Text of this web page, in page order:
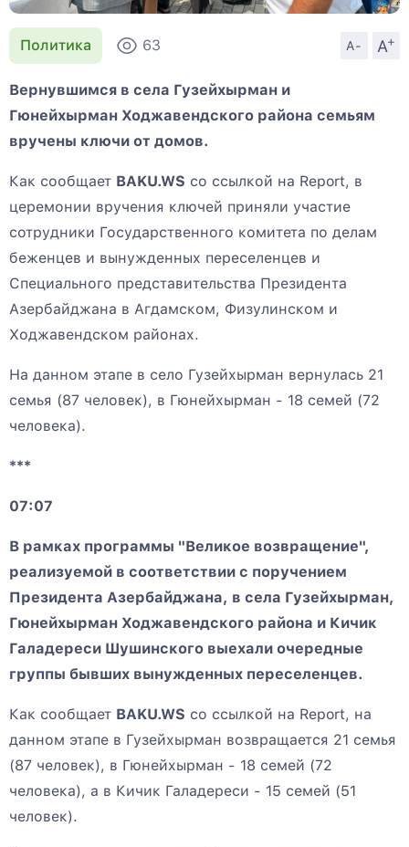
Политика 63 A- A
+
Вернувшимся в села Гузейхырман и
Гюнейхырман Ходжавендского района семьям
вручены ключи от домов.
Как сообщает BAKU.WS со ссылкой на Report, в
церемонии вручения ключей приняли участие
сотрудники Государственного комитета по делам
беженцев и вынужденных переселенцев и
Специального представительства Президента
Азербайджана в Агдамском, Физулинском и
Ходжавендском районах.
На данном этапе в село Гузейхырман вернулась 21
семья (87 человек), в Гюнейхырман - 18 семей (72
человека).
***
07:07
В рамках программы "Великое возвращение",
реализуемой в соответствии с поручением
Президента Азербайджана, в села Гузейхырман,
Гюнейхырман Ходжавендского района и Кичик
Галадереси Шушинского выехали очередные
группы бывших вынужденных переселенцев.
Как сообщает BAKU.WS со ссылкой на Report, на
данном этапе в Гузейхырман возвращается 21 семья
(87 человек), в Гюнейхырман - 18 семей (72
человека), а в Кичик Галадереси - 15 семей (51
человек).